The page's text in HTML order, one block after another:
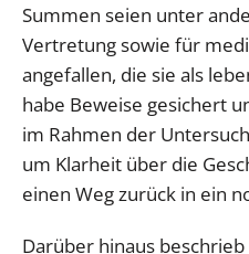
Summen seien unter
Vertretung sowie für
angefallen, die sie als
habe Beweise gesichert
im Rahmen der
um Klarheit über die
einen Weg zurück in ein
Darüber hinaus